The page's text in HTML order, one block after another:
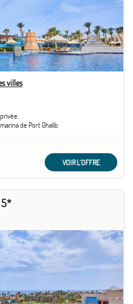
villes
de Port Ghalib
VOIR L'OFFRE
5*